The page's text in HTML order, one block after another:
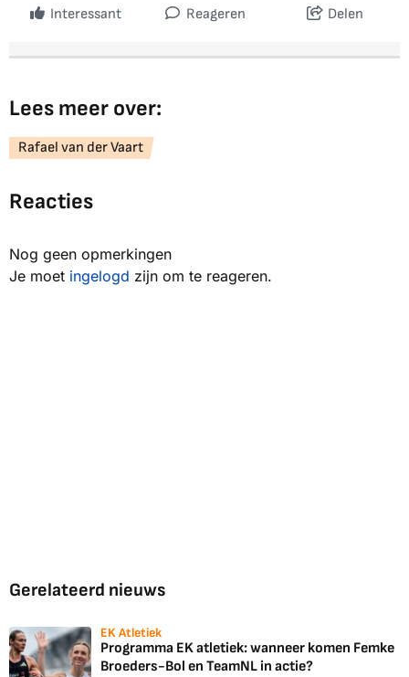
Interessant Reageren Delen
Lees meer over:
Rafael van der Vaart
Reacties
Nog geen opmerkingen
Je moet ingelogd zijn om te reageren.
Gerelateerd nieuws
EK Atletiek
Programma EK atletiek: wanneer komen Femke
Broeders-Bol en TeamNL in actie?